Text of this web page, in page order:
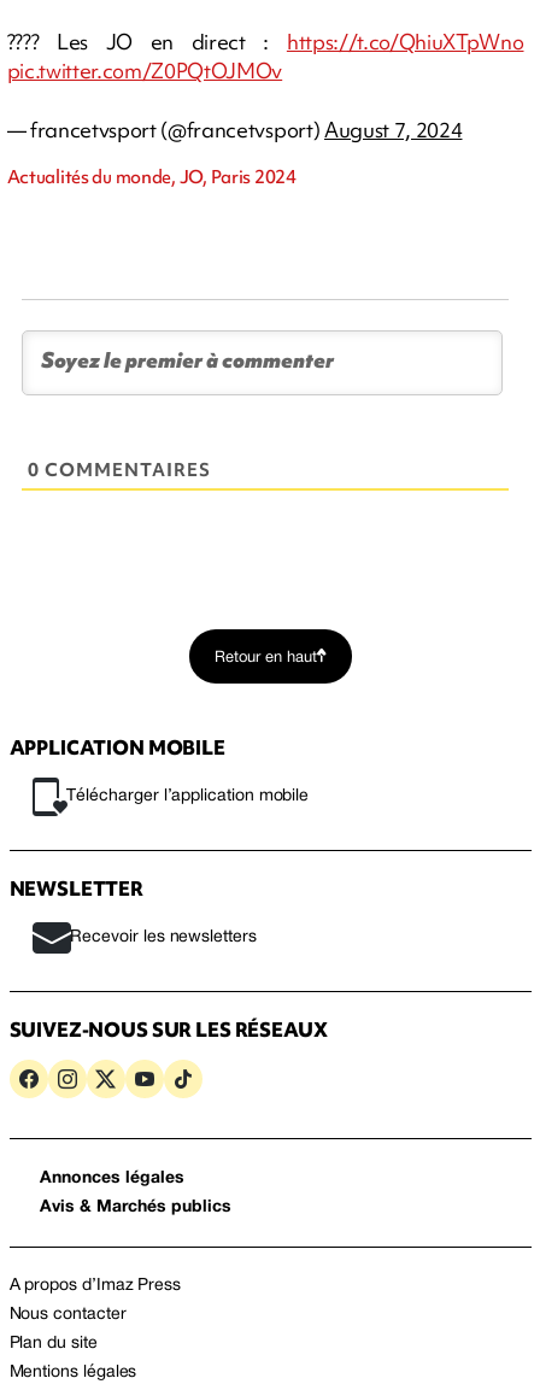
???? Les JO en direct : https://t.co/QhiuXTpWno
pic.twitter.com/Z0PQtOJMOv
— francetvsport (@francetvsport)August 7, 2024
Actualités du monde, JO, Paris 2024
0 COMMENTAIRES
Retour en haut
APPLICATION MOBILE
Télécharger l’application mobile
NEWSLETTER
Recevoir les newsletters
SUIVEZ-NOUS SUR LES RÉSEAUX
Annonces légales
Avis & Marchés publics
A propos d’Imaz Press
Nous contacter
Plan du site
Mentions légales